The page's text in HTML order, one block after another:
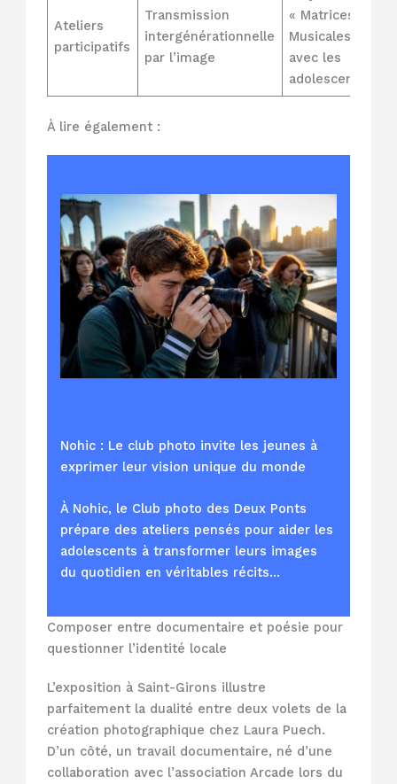
Ateliers
participatifs
Transmission
intergénérationnelle
par l’image
« Matrices
Musicales »
avec les
adolescents
À lire également :
Nohic : Le club photo invite les jeunes à
exprimer leur vision unique du monde
À Nohic, le Club photo des Deux Ponts
prépare des ateliers pensés pour aider les
adolescents à transformer leurs images
du quotidien en véritables récits…
Composer entre documentaire et poésie pour
questionner l’identité locale
L’exposition à Saint-Girons illustre
parfaitement la dualité entre deux volets de la
création photographique chez Laura Puech.
D’un côté, un travail documentaire, né d’une
collaboration avec l’association Arcade lors du